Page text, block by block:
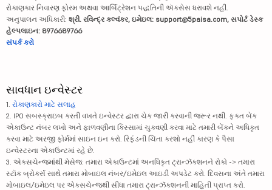
રોકાણકાર નિવારણ ફોરમ અથવા આર્બિટ્રેશન પદ્ધતિની ઍક્સેસ ધરાવશે નહીં.
અનુપાલન અધિકારી: શ્રી. રવિન્દ્ર કલ્વંકર, ઇમેઇલ: support@5paisa.com, સપોર્ટ ડેસ્ક
હેલ્પલાઇન: 8976689766
સંપર્ક કરો
સાવધાન ઇન્વેસ્ટર
1. રોકાણકારો માટે સલાહ
2. IPO સબસ્ક્રાઇબ કરતી વખતે ઇન્વેસ્ટર દ્વારા ચેક જારી કરવાની જરૂર નથી. ફક્ત બેંક
એકાઉન્ટ નંબર લખો અને ફાળવણીના કિસ્સામાં ચુકવણી કરવા માટે તમારી બેંકને અધિકૃત
કરવા માટે અરજી ફોર્મમાં સાઇન ઇન કરો. રિફંડની ચિંતા કરશો નહીં કારણ કે પૈસા
ઇન્વેસ્ટરના એકાઉન્ટમાં રહે છે.
3. એક્સચેન્જમાંથી મેસેજ: તમારા એકાઉન્ટમાં અનધિકૃત ટ્રાન્ઝૅક્શનને રોકો -> તમારા
સ્ટૉક બ્રોકર્સ સાથે તમારા મોબાઇલ નંબર/ઇમેઇલ આઇડી અપડેટ કરો. દિવસના અંતે તમારા
મોબાઇલ/ઇમેઇલ પર એક્સચેન્જથી સીધા તમારા ટ્રાન્ઝૅક્શનની માહિતી પ્રાપ્ત કરો.